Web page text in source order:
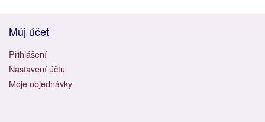
Můj účet
Přihlášení
Nastavení účtu
Moje objednávky